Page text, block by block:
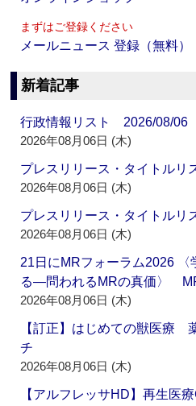
まずはご登録ください
メールニュース 登録（無料）
新着記事
行政情報リスト 2026/08/06
2026年08月06日 (木)
プレスリリース・タイトル
2026年08月06日 (木)
プレスリリース・タイトル
2026年08月06日 (木)
21日にMRフォーラム2026 〈
る―問われるMRの真価〉
2026年08月06日 (木)
【訂正】はじめての獣医療
チ
2026年08月06日 (木)
【アルフレッサHD】再生医